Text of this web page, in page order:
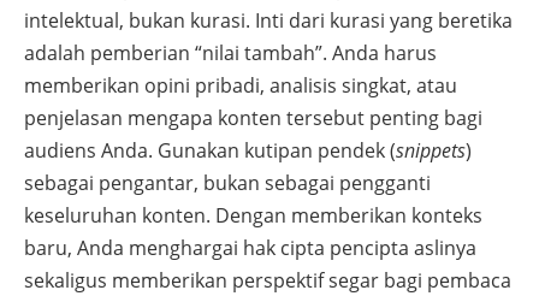
intelektual, bukan kurasi. Inti dari kurasi yang beretika
adalah pemberian “nilai tambah”. Anda harus
memberikan opini pribadi, analisis singkat, atau
penjelasan mengapa konten tersebut penting bagi
audiens Anda. Gunakan kutipan pendek (snippets)
sebagai pengantar, bukan sebagai pengganti
keseluruhan konten. Dengan memberikan konteks
baru, Anda menghargai hak cipta pencipta aslinya
sekaligus memberikan perspektif segar bagi pembaca